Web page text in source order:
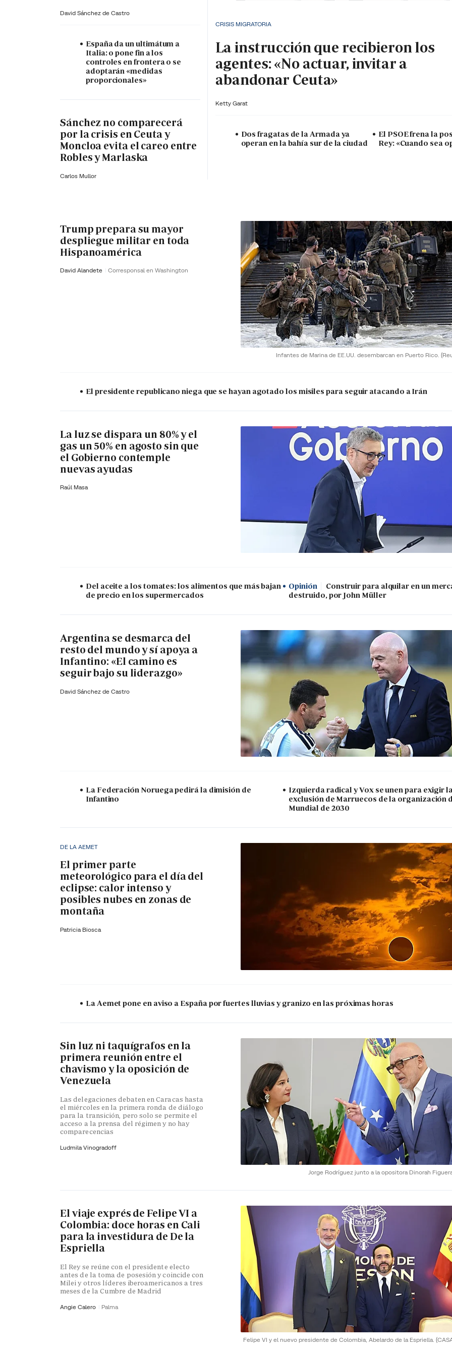
David Sánchez de Castro
España da un ultimátum a
Italia: o pone fin a los
controles en frontera o se
adoptarán «medidas
proporcionales»
Sánchez no comparecerá
por la crisis en Ceuta y
Moncloa evita el careo entre
Robles y Marlaska
Carlos Mullor
CRISIS MIGRATORIA
La instrucción que recibieron los
agentes: «No actuar, invitar a
abandonar Ceuta»
Ketty Garat
Dos fragatas de la Armada ya
operan en la bahía sur de la ciudad
El PSOE frena la
Rey: «Cuando sea
Infantes de Marina de EE.UU. desembarcan en Puerto Rico.
Trump prepara su mayor
despliegue militar en toda
Hispanoamérica
David Alandete Corresponsal en Washington
El presidente republicano niega que se hayan agotado los misiles para seguir atacando a Irán
La luz se dispara un 80% y el
gas un 50% en agosto sin que
el Gobierno contemple
nuevas ayudas
Raúl Masa
Del aceite a los tomates: los alimentos que más bajan
de precio en los supermercados
Opinión
Construir para alquilar en un
destruido, por John Müller
Argentina se desmarca del
resto del mundo y sí apoya a
Infantino: «El camino es
seguir bajo su liderazgo»
David Sánchez de Castro
La Federación Noruega pedirá la dimisión de
Infantino
Izquierda radical y Vox se unen para exigir
exclusión de Marruecos de la organización
Mundial de 2030
DE LA AEMET
El primer parte
meteorológico para el día del
eclipse: calor intenso y
posibles nubes en zonas de
montaña
Patricia Biosca
La Aemet pone en aviso a España por fuertes lluvias y granizo en las próximas horas
Jorge Rodríguez junto a la opositora Dinorah
Sin luz ni taquígrafos en la
primera reunión entre el
chavismo y la oposición de
Venezuela
Las delegaciones debaten en Caracas hasta
el miércoles en la primera ronda de diálogo
para la transición, pero solo se permite el
acceso a la prensa del régimen y no hay
comparecencias
Ludmila Vinogradoff
Felipe VI y el nuevo presidente de Colombia, Abelardo de la Espriella.
El viaje exprés de Felipe VI a
Colombia: doce horas en Cali
para la investidura de De la
Espriella
El Rey se reúne con el presidente electo
antes de la toma de posesión y coincide con
Milei y otros líderes iberoamericanos a tres
meses de la Cumbre de Madrid
Angie Calero Palma